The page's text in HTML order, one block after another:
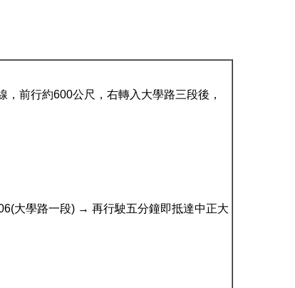
前行約600公尺，右轉入大學路三段後，
大學路一段) → 再行駛五分鐘即抵達中正大